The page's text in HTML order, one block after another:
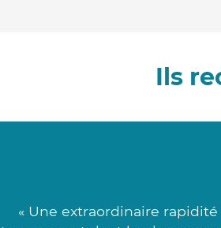
Ils
« Une extraordinaire